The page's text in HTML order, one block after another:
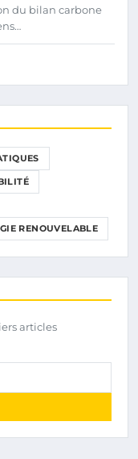
du bilan carbone
RENOUVELABLE
articles